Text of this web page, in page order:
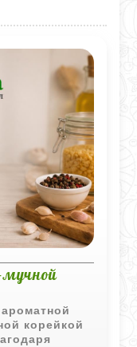
корейкой